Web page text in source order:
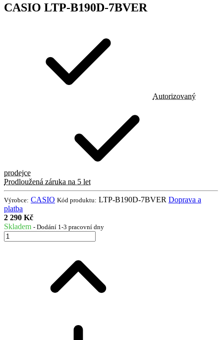
CASIO LTP-B190D-7BVER
Autorizovaný
prodejce
Prodloužená záruka na 5 let
Výrobce: CASIO Kód produktu: LTP-B190D-7BVER Doprava a
platba
2 290 Kč
Skladem - Dodání 1-3 pracovní dny